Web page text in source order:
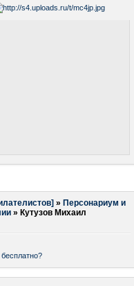
» Персонариум и
» Кутузов Михаил